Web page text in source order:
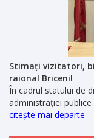
Stimați vizitatori,
raional Briceni!
În cadrul statului de
administrației
citește mai departe